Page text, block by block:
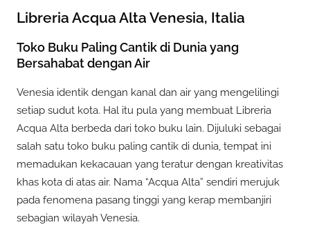
Libreria Acqua Alta Venesia, Italia
Toko Buku Paling Cantik di Dunia yang
Bersahabat dengan Air
Venesia identik dengan kanal dan air yang mengelilingi
setiap sudut kota. Hal itu pula yang membuat Libreria
Acqua Alta berbeda dari toko buku lain. Dijuluki sebagai
salah satu toko buku paling cantik di dunia, tempat ini
memadukan kekacauan yang teratur dengan kreativitas
khas kota di atas air. Nama “Acqua Alta” sendiri merujuk
pada fenomena pasang tinggi yang kerap membanjiri
sebagian wilayah Venesia.